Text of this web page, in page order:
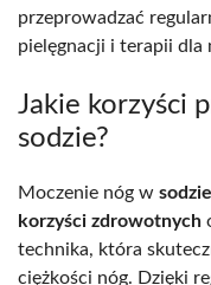
przeprowadzać
pielęgnacji i terapii dla
Jakie korzyści
sodzie?
Moczenie nóg w
korzyści zdrowotnych
technika, która
ciężkości nóg. Dzięki